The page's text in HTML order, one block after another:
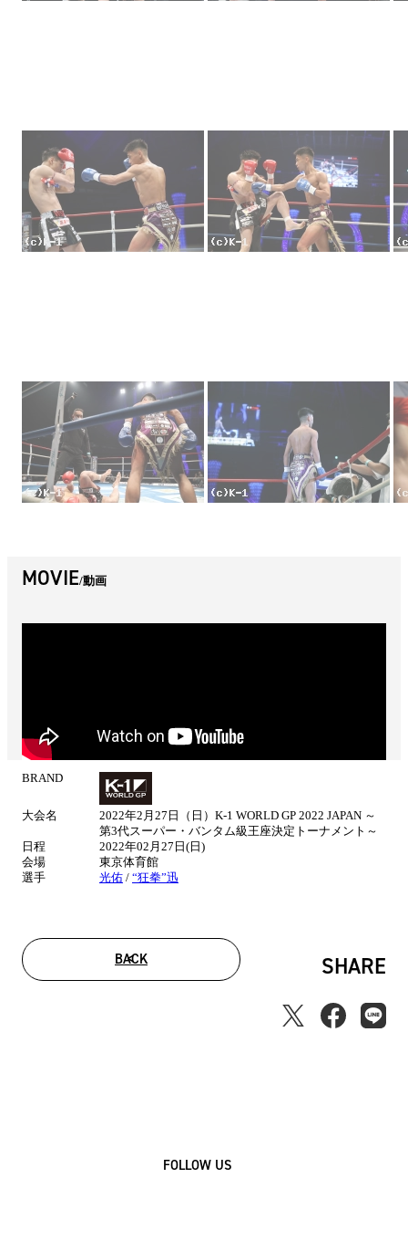
MOVIE 動画
BRAND
大会名
2022年2月27日（日）K-1 WORLD GP 2022 JAPAN ～
第3代スーパー・バンタム級王座決定トーナメント～
日程
2022年02月27日(日)
会場
東京体育館
選手
光佑 / “狂拳”迅
BACK SHARE
FOLLOW US